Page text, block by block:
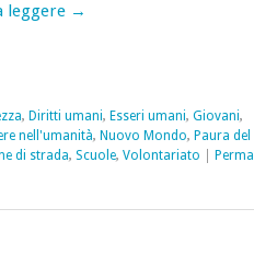
leggere →
, Diritti umani, Esseri umani, Giovani,
nell'umanità, Nuovo Mondo, Paura del
di strada, Scuole, Volontariato